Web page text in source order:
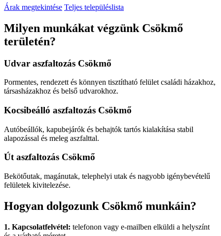
Árak megtekintése Teljes településlista
Milyen munkákat végzünk Csökmő
területén?
Udvar aszfaltozás Csökmő
Pormentes, rendezett és könnyen tisztítható felület családi házakhoz,
társasházakhoz és belső udvarokhoz.
Kocsibeálló aszfaltozás Csökmő
Autóbeállók, kapubejárók és behajtók tartós kialakítása stabil
alapozással és meleg aszfalttal.
Út aszfaltozás Csökmő
Bekötőutak, magánutak, telephelyi utak és nagyobb igénybevételű
felületek kivitelezése.
Hogyan dolgozunk Csökmő munkáin?
1. Kapcsolatfelvétel: telefonon vagy e-mailben elküldi a helyszínt